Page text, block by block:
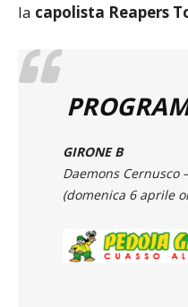
la capolista Reapers
GIRONE B
Daemons Cernusco
(domenica 6 aprile